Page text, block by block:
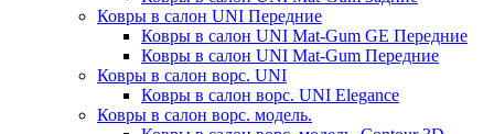
Ковры в салон UNI Передние
Ковры в салон UNI Mat-Gum GE Передние
Ковры в салон UNI Mat-Gum Передние
Ковры в салон ворс. UNI
Ковры в салон ворс. UNI Elegance
Ковры в салон ворс. модель.